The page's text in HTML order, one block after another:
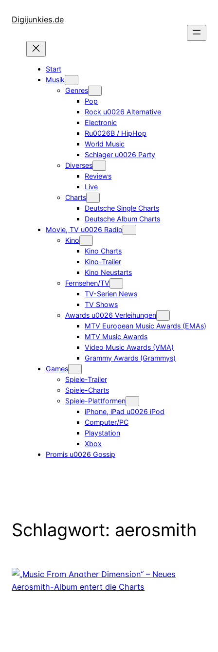
InhaltDigijunkies.de
Start
Musik
Genres
Pop
Rock u0026 Alternative
Electronic
Ru0026B / HipHop
World Music
Schlager u0026 Party
Diverses
Reviews
Live
Charts
Deutsche Single Charts
Deutsche Album Charts
Movie, TV u0026 Radio
Kino
Kino Charts
Kino-Trailer
Kino Neustarts
Fernsehen/TV
TV-Serien News
TV Shows
Awards u0026 Verleihungen
MTV European Music Awards (EMAs)
MTV Music Awards
Video Music Awards (VMA)
Grammy Awards (Grammys)
Games
Spiele-Trailer
Spiele-Charts
Spiele-Plattformen
iPhone, iPad u0026 iPod
Computer/PC
Playstation
Xbox
Promis u0026 Gossip
Schlagwort: aerosmith